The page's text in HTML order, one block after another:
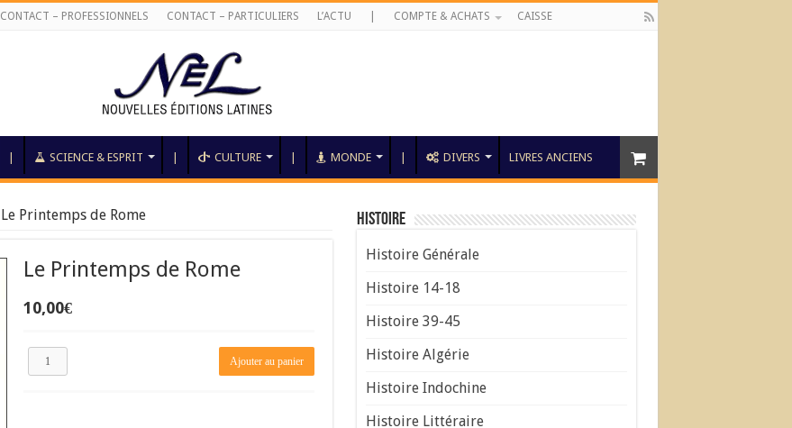
CONTACT – PROFESSIONNELS CONTACT – PARTICULIERS L’ACTU COMPTE & ACHATS CAISSE
SCIENCE & ESPRIT CULTURE MONDE DIVERS LIVRES ANCIENS
Le Printemps de Rome
Le Printemps de Rome
10,00€
quantité
de
Ajouter au panier
Histoire
Histoire Générale
Histoire 14-18
Histoire 39-45
Histoire Algérie
Histoire Indochine
Histoire Littéraire